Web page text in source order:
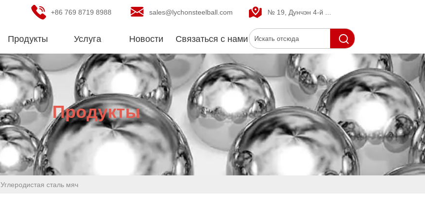
+86 769 8719 8988 sales@lychonsteelball.com № 19, Дунчэн 4-й ...
Продукты Услуга Новости Связаться с нами
Продукты
Углеродистая сталь мяч